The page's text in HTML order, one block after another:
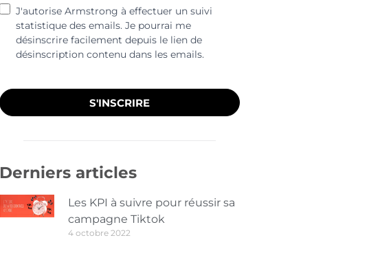
J'autorise Armstrong à effectuer un suivi
statistique des emails. Je pourrai me
désinscrire facilement depuis le lien de
désinscription contenu dans les emails.
S'INSCRIRE
Derniers articles
Les KPI à suivre pour réussir sa
campagne Tiktok
4 octobre 2022